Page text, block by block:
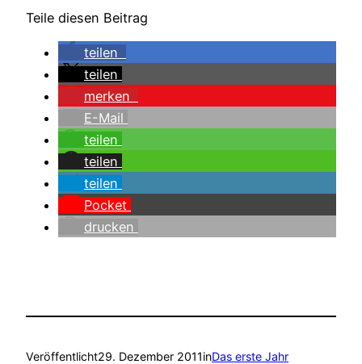
Teile diesen Beitrag
teilen
teilen
merken
E-Mail
teilen
teilen
teilen
Pocket
drucken
Veröffentlicht29. Dezember 2011inDas erste Jahr